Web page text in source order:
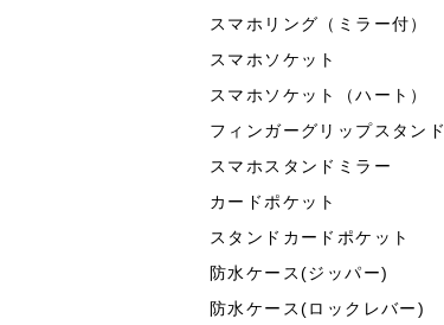
スマホリング（ミラー付）
スマホソケット
スマホソケット（ハート）
フィンガーグリップスタンド
スマホスタンドミラー
カードポケット
スタンドカードポケット
防水ケース(ジッパー)
防水ケース(ロックレバー)